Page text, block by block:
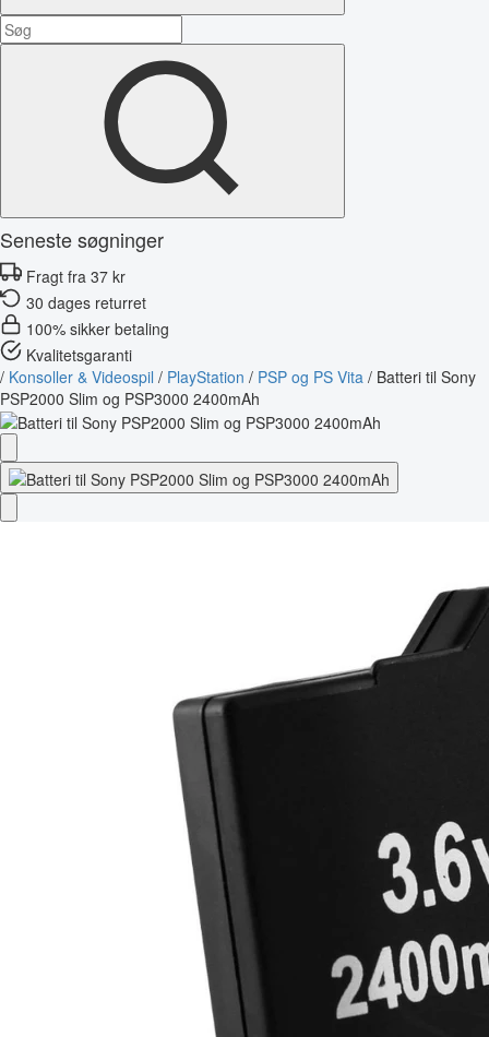
Seneste søgninger
Fragt fra 37 kr
30 dages returret
100% sikker betaling
Kvalitetsgaranti
/ Konsoller & Videospil / PlayStation / PSP og PS Vita / Batteri til Sony
PSP2000 Slim og PSP3000 2400mAh